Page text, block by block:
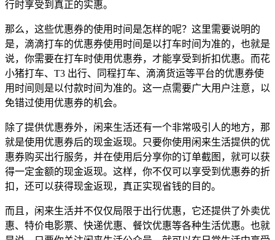
行时享受到真正的实惠。
那么，这些优惠券的使用时间是怎样的呢？这里需要说明的
是，滴滴打车的优惠券使用时间是以打车时间为准的，也就是
说，你需要在打车时使用优惠券，才能享受到折扣优惠。而花
小猪打车、T3 出行、同程打车、滴滴货运等平台的优惠券使
用时间则是以付款时间为准的。这一点需要广大用户注意，以
免错过使用优惠券的机会。
除了提供优惠券外，闲来生活还有一个非常吸引人的地方，那
就是使用优惠券后的现金返现。只要你使用闲来生活提供的优
惠券购买出行服务，并在使用后分享你的订单截图，就可以获
得一定金额的现金返现。这样，你不仅可以享受到优惠券的折
扣，还可以获得现金返现，真正实现省钱的目的。
而且，闲来生活并不仅仅局限于出行优惠，它还提供了外卖优
惠、特价电影票、快递优惠、餐饮优惠等各种生活优惠。也就